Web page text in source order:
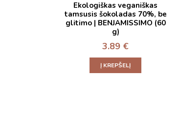
Ekologiškas veganiškas
tamsusis šokoladas 70%, be
glitimo | BENJAMISSIMO (60
g)
3.89 €
Į KREPŠELĮ